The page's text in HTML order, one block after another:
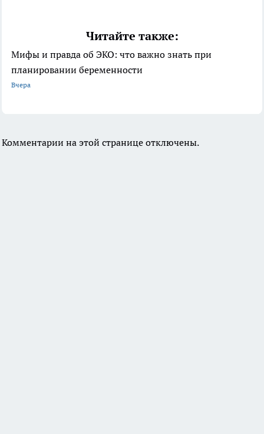
Читайте также:
Мифы и правда об ЭКО: что важно знать при
планировании беременности
Вчера
Комментарии на этой странице отключены.